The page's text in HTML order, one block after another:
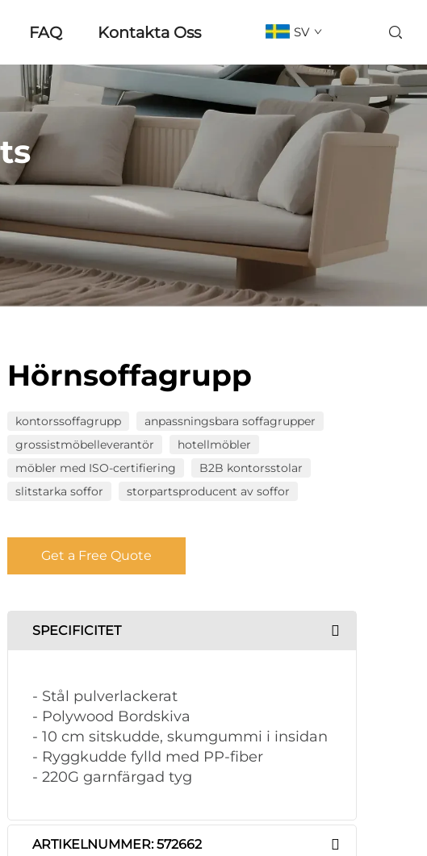
FAQ Kontakta Oss SV
Hörnsoffagrupp
kontorssoffagrupp
anpassningsbara soffagrupper
grossistmöbelleverantör
hotellmöbler
möbler med ISO-certifiering
B2B kontorsstolar
slitstarka soffor
storpartsproducent av soffor
Get a Free Quote
SPECIFICITET
- Stål pulverlackerat
- Polywood Bordskiva
- 10 cm sitskudde, skumgummi i insidan
- Ryggkudde fylld med PP-fiber
- 220G garnfärgad tyg
ARTIKELNUMMER: 572662